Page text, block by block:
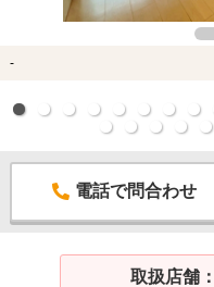
-
電話で問合わせ
取扱店舗：